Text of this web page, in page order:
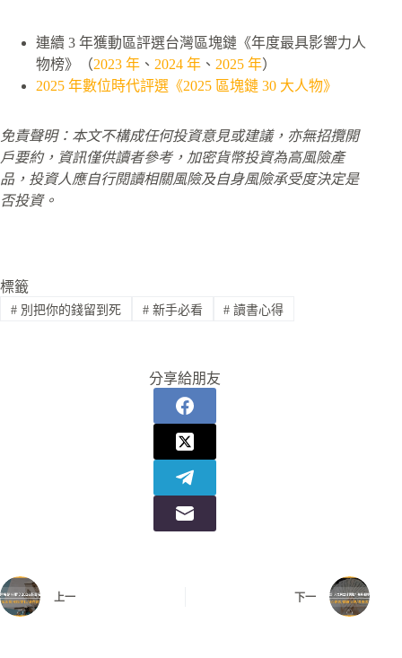
連續 3 年獲動區評選台灣區塊鏈《年度最具影響力人
物榜》（2023 年 、 2024 年 、 2025 年）
2025 年數位時代評選《2025 區塊鏈 30 大人物》
免責聲明：本文不構成任何投資意見或建議，亦無招攬開
戶要約，資訊僅供讀者參考，加密貨幣投資為高風險產
品，投資人應自行閱讀相關風險及自身風險承受度決定是
否投資。
標籤
#別把你的錢留到死 #新手必看 # 讀書心得
分享給朋友
上一 下一